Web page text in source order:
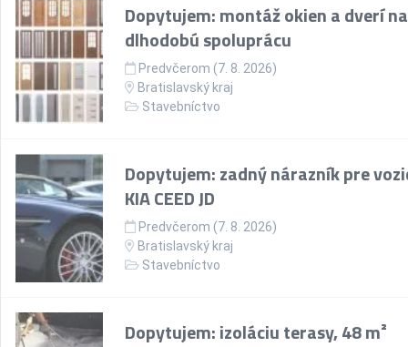
Dopytujem: montáž okien a dverí na
dlhodobú spoluprácu
Predvčerom (7. 8. 2026)
Bratislavský kraj
Stavebníctvo
Dopytujem: zadný nárazník pre
KIA CEED JD
Predvčerom (7. 8. 2026)
Bratislavský kraj
Stavebníctvo
Dopytujem: izoláciu terasy, 48 m²